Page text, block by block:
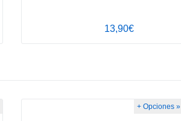
13,90€
+ Opciones »